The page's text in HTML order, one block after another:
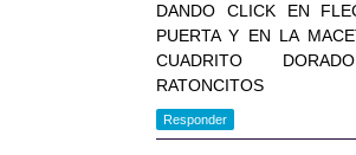
DANDO CLICK EN
PUERTA Y EN LA
CUADRITO
RATONCITOS
Responder